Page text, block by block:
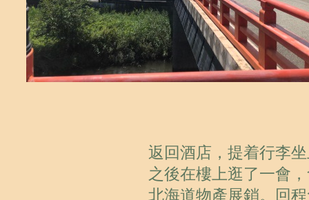
返回酒店，提着行李
之後在樓上逛了一會
北海道物產展銷。回